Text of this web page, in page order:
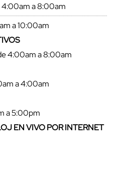
4:00am a 8:00am
a 10:00am
4:00am a 8:00am
a 4:00am
a 5:00pm
EN VIVO POR INTERNET